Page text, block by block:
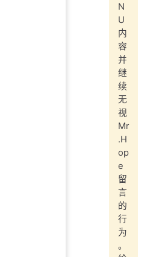
N
U
内
容
并
继
续
无
视
Mr
.H
op
e
留
言
的
行
为
。